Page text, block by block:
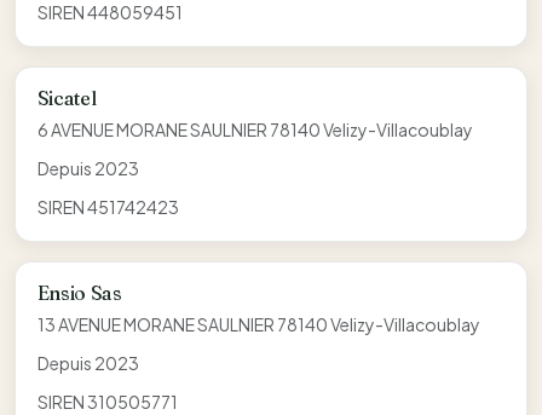
SIREN 448059451
Sicatel
6 AVENUE MORANE SAULNIER 78140 Velizy-Villacoublay
Depuis 2023
SIREN 451742423
Ensio Sas
13 AVENUE MORANE SAULNIER 78140 Velizy-Villacoublay
Depuis 2023
SIREN 310505771